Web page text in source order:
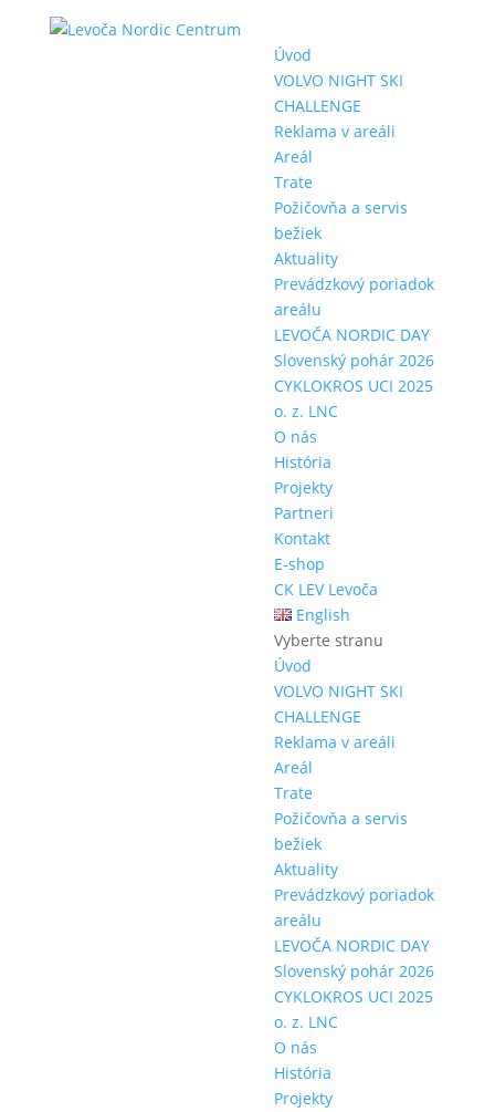
Úvod
VOLVO NIGHT SKI
CHALLENGE
Reklama v areáli
Areál
Trate
Požičovňa a servis
bežiek
Aktuality
Prevádzkový poriadok
areálu
LEVOČA NORDIC DAY
Slovenský pohár 2026
CYKLOKROS UCI 2025
o. z. LNC
O nás
História
Projekty
Partneri
Kontakt
E-shop
CK LEV Levoča
English
Vyberte stranu
Úvod
VOLVO NIGHT SKI
CHALLENGE
Reklama v areáli
Areál
Trate
Požičovňa a servis
bežiek
Aktuality
Prevádzkový poriadok
areálu
LEVOČA NORDIC DAY
Slovenský pohár 2026
CYKLOKROS UCI 2025
o. z. LNC
O nás
História
Projekty